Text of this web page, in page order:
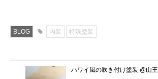
BLOG 内装 特殊塗装
ハワイ風の吹き付け塗装 @山王